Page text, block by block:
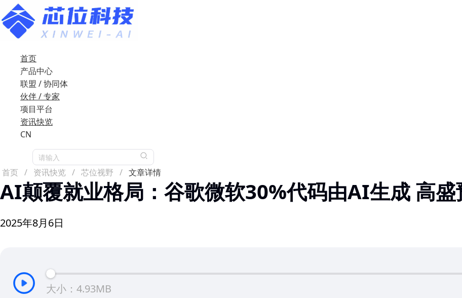
首页
产品中心
联盟 / 协同体
伙伴 / 专家
项目平台
资讯快览
CN
请输入
首页 / 资讯快览 / 芯位视野 / 文章详情
AI颠覆就业格局：谷歌微软30%代码由AI生成 高
2025年8月6日
大小：4.93MB